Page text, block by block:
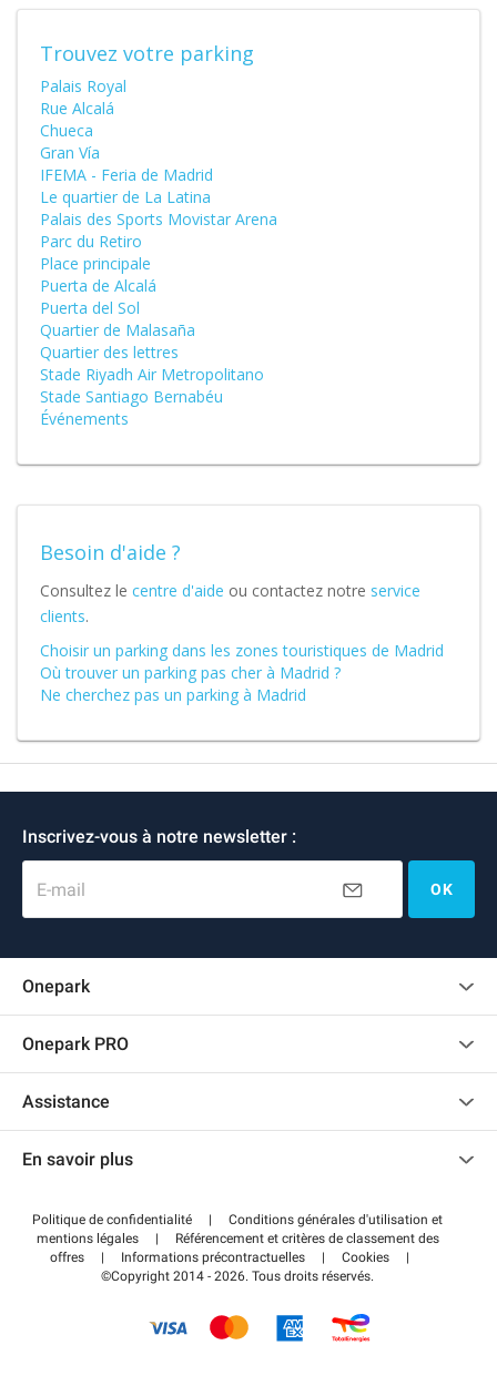
Trouvez votre parking
Palais Royal
Rue Alcalá
Chueca
Gran Vía
IFEMA - Feria de Madrid
Le quartier de La Latina
Palais des Sports Movistar Arena
Parc du Retiro
Place principale
Puerta de Alcalá
Puerta del Sol
Quartier de Malasaña
Quartier des lettres
Stade Riyadh Air Metropolitano
Stade Santiago Bernabéu
Événements
Besoin d'aide ?
Consultez le centre d'aide ou contactez notre service
clients.
Choisir un parking dans les zones touristiques de Madrid
Où trouver un parking pas cher à Madrid ?
Ne cherchez pas un parking à Madrid
Inscrivez-vous à notre newsletter :
E-mail OK
Onepark
Recrutement
Onepark PRO
Accéder à mon espace partenaire
Assistance
Centre d'aide
Régler votre stationnement FLOW
En savoir plus
Wiki
Guide du stationnement
Politique de confidentialité |
Conditions générales d'utilisation et
mentions légales
|
Référencement et critères de classement des
offres
| Informations précontractuelles | Cookies
|
©Copyright 2014 - 2026. Tous droits réservés.